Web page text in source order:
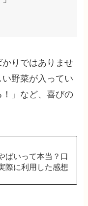
りではありませ
野菜が入ってい
」など、喜びの
ばいって本当？口
際に利用した感想